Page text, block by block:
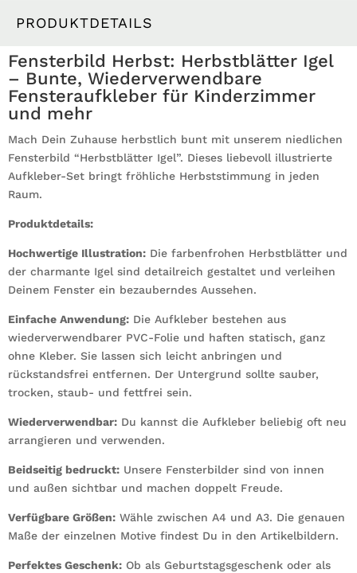
Katze
bunt
wiederverwendbare
Fensteraufkleber
Kinderzimmer
Kind
Menge
PRODUKTDETAILS
Fensterbild Herbst: Herbstblätter Igel
– Bunte, Wiederverwendbare
Fensteraufkleber für Kinderzimmer
und mehr
Mach Dein Zuhause herbstlich bunt mit unserem niedlichen
Fensterbild “Herbstblätter Igel”. Dieses liebevoll illustrierte
Aufkleber-Set bringt fröhliche Herbststimmung in jeden
Raum.
Produktdetails:
Hochwertige Illustration: Die farbenfrohen Herbstblätter und
der charmante Igel sind detailreich gestaltet und verleihen
Deinem Fenster ein bezauberndes Aussehen.
Einfache Anwendung: Die Aufkleber bestehen aus
wiederverwendbarer PVC-Folie und haften statisch, ganz
ohne Kleber. Sie lassen sich leicht anbringen und
rückstandsfrei entfernen. Der Untergrund sollte sauber,
trocken, staub- und fettfrei sein.
Wiederverwendbar: Du kannst die Aufkleber beliebig oft neu
arrangieren und verwenden.
Beidseitig bedruckt: Unsere Fensterbilder sind von innen
und außen sichtbar und machen doppelt Freude.
Verfügbare Größen: Wähle zwischen A4 und A3. Die genauen
Maße der einzelnen Motive findest Du in den Artikelbildern.
Perfektes Geschenk: Ob als Geburtstagsgeschenk oder als